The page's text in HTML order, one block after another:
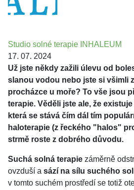
Studio solné terapie INHALEUM
17. 07. 2024
Už jste někdy zažili úlevu od
slanou vodou nebo jste si všimli
procházce u moře? To vše jsou
terapie. Věděli jste ale, že
která se stává čím dál tím
haloterapie (z řeckého "halos"
strmě roste z dobrého důvodu.
Suchá solná terapie záměrně
ovzduší a sází na sílu suchého
v tomto suchém prostředí se totiž